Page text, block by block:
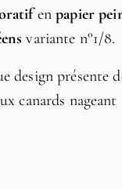
enpapier
variante n°1/8.
design présente
canards nageant
intérieur.